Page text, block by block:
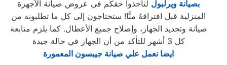
بصيانة ويرلبول لتأخذوا حقكُم في عروض صيانة الأجهزة
المنزلية قبل افتراقهُ منَّا! ستحتاجون إلى كل ما تطلبونه من
صيانة وتجديد الجهاز، وإصلاح جميع الأعطال. كما يلزم متابعة
كل 3 أشهر للتأكد من أن الجهاز في حالة جيدة
ايضا نعمل علي صيانة جيبسون المعمورة